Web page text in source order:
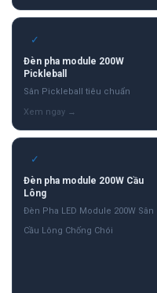
✓
Đèn pha module 200W
Pickleball
Sân Pickleball tiêu chuẩn
✓
Đèn pha module 200W Cầu
Lông
Đèn Pha LED Module 200W Sân
Cầu Lông Chống Chói